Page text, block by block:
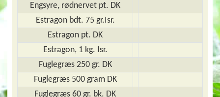
Engsyre, rødnervet pt. DK
Estragon bdt. 75 gr.Isr.
Estragon pt. DK
Estragon, 1 kg. Isr.
Fuglegræs 250 gr. DK
Fuglegræs 500 gram DK
Fuglegræs 60 gr. bk. DK